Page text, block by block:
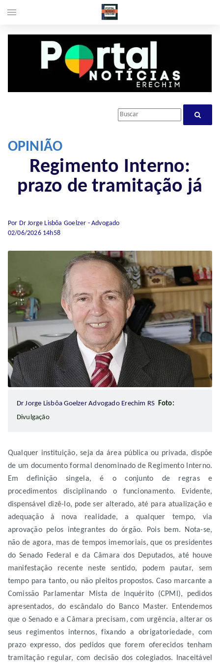
OPINIÃO
Regimento Interno:
prazo de tramitação já
Por Dr Jorge Lisbôa Goelzer - Advogado
02/06/2026 14h58
Dr Jorge Lisbôa Goelzer Advogado Erechim RS Foto:
Divulgação
Qualquer instituição, seja da área pública ou privada, dispõe
de um documento formal denominado de Regimento Interno.
Em definição singela, é o conjunto de regras e
procedimentos disciplinando o funcionamento. Evidente,
dispensável dizê-lo, pode ser alterado, até para atualização e
adequação à nova realidade, a qualquer tempo, via
aprovação pelos integrantes do órgão. Pois bem. Nota-se,
não de agora, mas de tempos imemoriais, que os presidentes
do Senado Federal e da Câmara dos Deputados, até houve
manifestação recente neste sentido, podem pautar, sem
tempo para tanto, ou não pleitos propostos. Caso marcante a
Comissão Parlamentar Mista de Inquérito (CPMI), pedidos
apresentados, do escândalo do Banco Master. Entendemos
que o Senado e a Câmara precisam, com urgência, alterar os
seus regimentos internos, fixando a obrigatoriedade, com
prazo expresso, dos pedidos que forem oferecidos tenham
tramitação regular, com decisão dos colegiados. Inaceitável
menu